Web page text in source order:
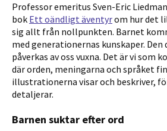
Professor emeritus Sven-Eric
bok Ett oändligt äventyrom hur det
sig allt från nollpunkten. Barnet
med generationernas kunskaper.
påverkas av oss vuxna. Det är vi som
där orden, meningarna och språket
illustrationerna visar och beskriver,
detaljerar.
Barnen suktar efter ord